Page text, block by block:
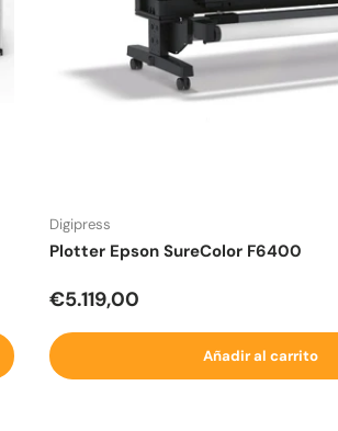
Digipress
Plotter Epson SureColor F6400
Precio normal
€5.119,00
Añadir al carrito